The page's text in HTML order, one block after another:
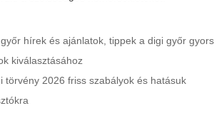
hírek és ajánlatok, tippek a digi győr gyors
kiválasztásához
törvény 2026 friss szabályok és hatásuk